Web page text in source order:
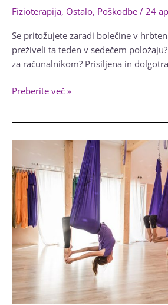
Fizioterapija, Ostalo, Poškodbe / 24
Se pritožujete zaradi bolečine v
preživeli ta teden v sedečem
za računalnikom? Prisiljena in
5
nepravilnega
sedenja
za
računalnikom
Preberite več »